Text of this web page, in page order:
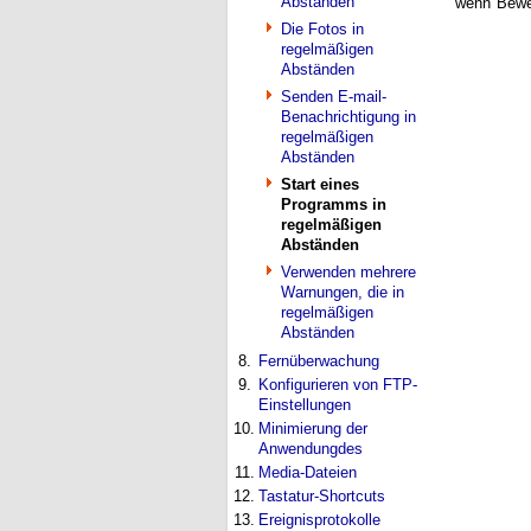
Die Fotos in
regelmäßigen
Abständen
Senden E-mail-
Benachrichtigung in
regelmäßigen
Abständen
Start eines
Programms in
regelmäßigen
Abständen
Verwenden mehrere
Warnungen, die in
regelmäßigen
Abständen
8. Fernüberwachung
9. Konfigurieren von FTP-
Einstellungen
10. Minimierung der
Anwendungdes
11. Media-Dateien
12. Tastatur-Shortcuts
13. Ereignisprotokolle